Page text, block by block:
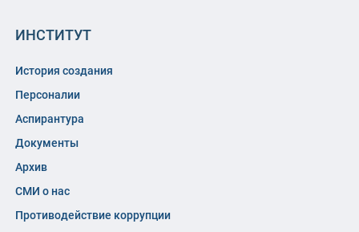
ИНСТИТУТ
История создания
Персоналии
Аспирантура
Документы
Архив
СМИ о нас
Противодействие коррупции